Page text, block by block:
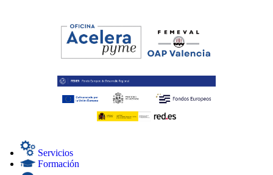
Servicios
Formación